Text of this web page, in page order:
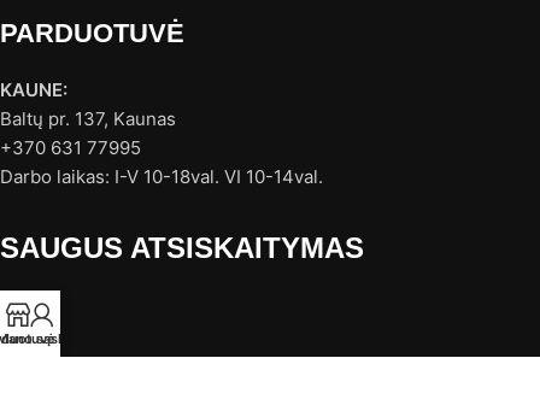
PARDUOTUVĖ
KAUNE:
Baltų pr. 137, Kaunas
+370 631 77995
Darbo laikas: I-V 10-18val. VI 10-14val.
SAUGUS ATSISKAITYMAS
sąskaita